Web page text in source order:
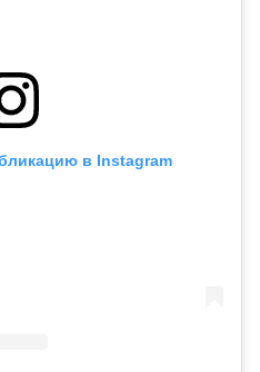
в Instagram